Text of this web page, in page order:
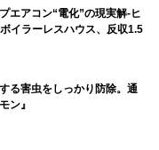
エアコン“電化”の現実解-ヒ
イラーレスハウス、反収1.5
る害虫をしっかり防除。通
ン』